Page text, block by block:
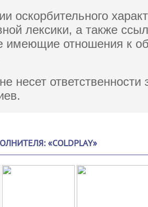
оскорбительного
лексики, а также
имеющие отношения к
несет ответственности
«COLDPLAY»